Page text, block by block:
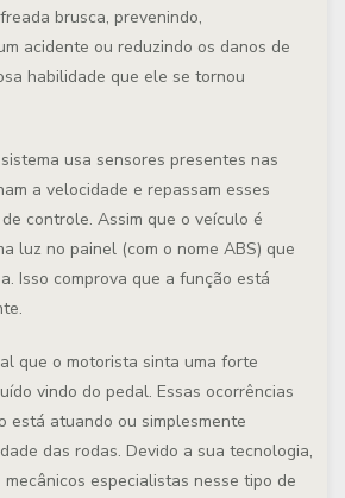
brusca, prevenindo,
acidente ou reduzindo os danos de
habilidade que ele se tornou
usa sensores presentes nas
a velocidade e repassam esses
controle. Assim que o veículo é
luz no painel (com o nome ABS) que
Isso comprova que a função está
que o motorista sinta uma forte
vindo do pedal. Essas ocorrências
está atuando ou simplesmente
das rodas. Devido a sua tecnologia,
especialistas nesse tipo de